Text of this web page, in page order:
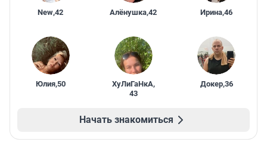
New,42 Алёнушка,42 Ирина,46
Юлия,50 ХуЛиГаНкА,
43
Докер,36
Начать знакомиться